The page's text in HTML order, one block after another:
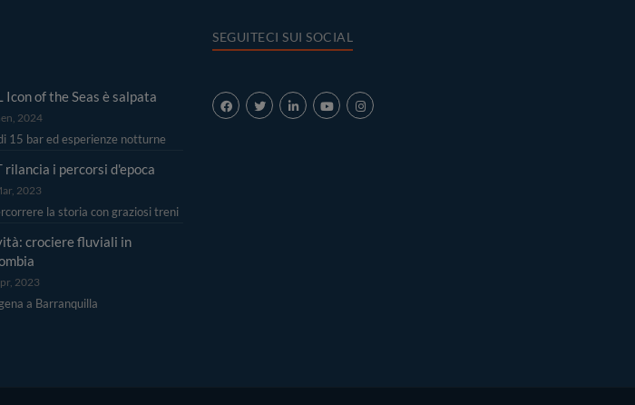
Icon of the Seas è salpata
2024
15 bar ed esperienze notturne
rilancia i percorsi d'epoca
2023
la storia con graziosi treni
crociere fluviali in
2023
a Barranquilla
SEGUITECI SUI SOCIAL